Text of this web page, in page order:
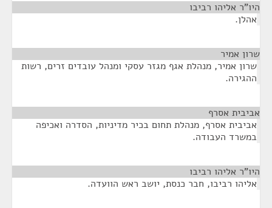
היו"ר אליהו רביבו
אהלן.
שרון אמיר
שרון אמיר, מנהלת אגף מגזר עסקי ומנהל עובדים זרים, רשות
ההגירה.
אביבית אסרף
אביבית אסרף, מנהלת תחום בכיר מדיניות, הסדרה ואכיפה
במשרד העבודה.
היו"ר אליהו רביבו
אליהו רביבו, חבר כנסת, יושב ראש הוועדה.